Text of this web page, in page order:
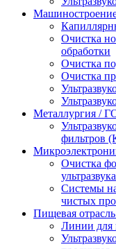
Очистка
обработки
Очистка
Очистка
Металлургия /
фильтров
Очистка
Системы
чистых
Пищевая отрасль
Линии для